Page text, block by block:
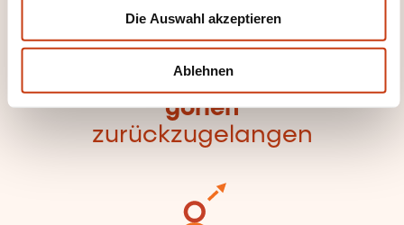
Die Auswahl akzeptieren
Ablehnen
Hier klicken, um zur
Seite der
Weiterbildungskate
gorien
zurückzugelangen